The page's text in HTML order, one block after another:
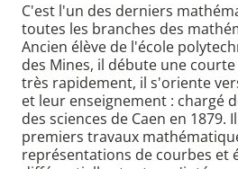
C'est l'un des derniers
toutes les branches des
Ancien élève de l'école
des Mines, il débute une
très rapidement, il s'oriente
et leur enseignement : chargé
des sciences de Caen en 1879.
premiers travaux
représentations de courbes et